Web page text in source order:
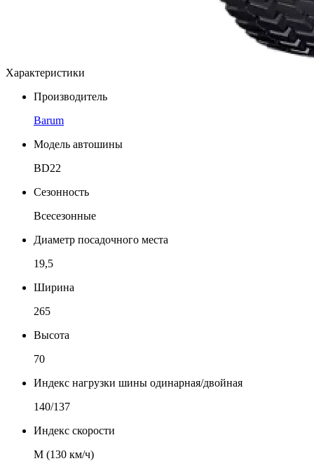
Характеристики
Производитель
Barum
Модель автошины
BD22
Сезонность
Всесезонные
Диаметр посадочного места
19,5
Ширина
265
Высота
70
Индекс нагрузки шины одинарная/двойная
140/137
Индекс скорости
М (130 км/ч)